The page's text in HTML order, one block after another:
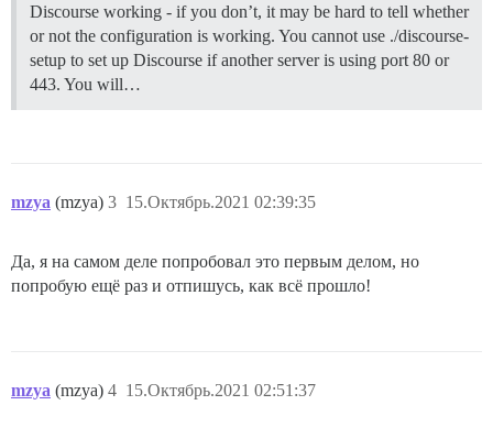
Discourse working - if you don’t, it may be hard to tell whether
or not the configuration is working. You cannot use ./discourse-
setup to set up Discourse if another server is using port 80 or
443. You will…
mzya (mzya) 15.Октябрь.2021 02:39:35
3
Да, я на самом деле попробовал это первым делом, но
попробую ещё раз и отпишусь, как всё прошло!
mzya (mzya) 15.Октябрь.2021 02:51:37
4